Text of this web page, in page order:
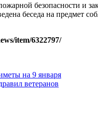
безопасности и
беседа на предмет
item/6322797/
на 9 января
ветеранов